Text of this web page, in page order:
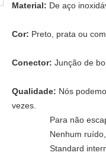
Material: De aço
Cor: Preto, prata ou
Conector: Junção de
Qualidade: Nós
vezes.
Para não
Nenhum
Standard